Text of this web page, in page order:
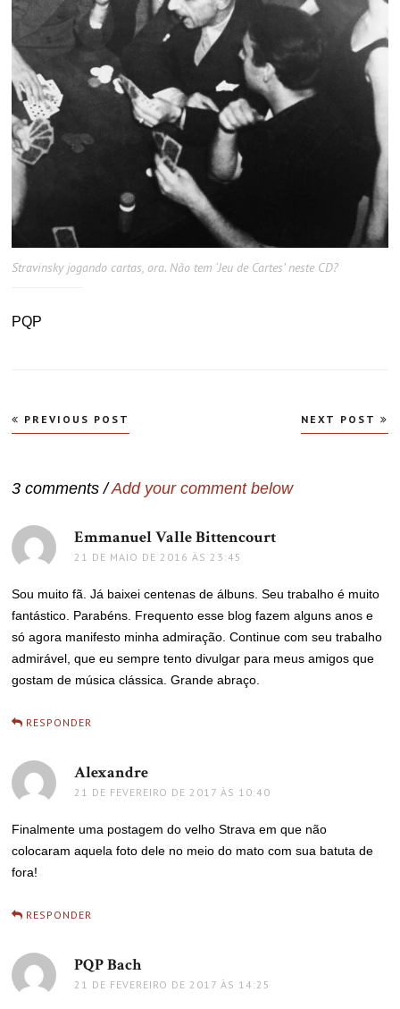
Stravinsky jogando cartas, ora. Não tem ‘Jeu de Cartes’ neste CD?
PQP
Navegação
de
PREVIOUS POST NEXT POST
3 comments /Add your comment below
Emmanuel Valle Bittencourt
21 DE MAIO DE 2016 ÀS 23:45
Sou muito fã. Já baixei centenas de álbuns. Seu trabalho é muito
fantástico. Parabéns. Frequento esse blog fazem alguns anos e
só agora manifesto minha admiração. Continue com seu trabalho
admirável, que eu sempre tento divulgar para meus amigos que
gostam de música clássica. Grande abraço.
RESPONDER
Alexandre
21 DE FEVEREIRO DE 2017 ÀS 10:40
Finalmente uma postagem do velho Strava em que não
colocaram aquela foto dele no meio do mato com sua batuta de
fora!
RESPONDER
PQP Bachdisse:
21 DE FEVEREIRO DE 2017 ÀS 14:25